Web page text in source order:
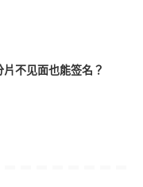
不见面也能签名？